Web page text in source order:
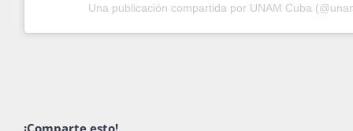
Una publicación compartida por UNAM Cuba